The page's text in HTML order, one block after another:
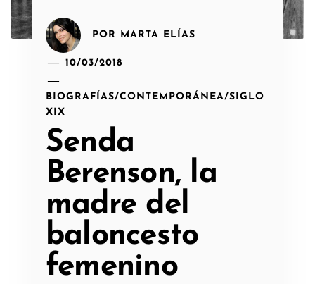
POR MARTA ELÍAS
10/03/2018
BIOGRAFÍAS/CONTEMPORÁNEA/SIGLO
XIX
Senda
Berenson, la
madre del
baloncesto
femenino